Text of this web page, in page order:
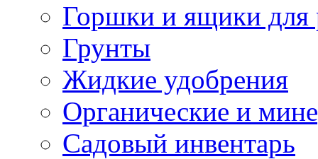
Горшки и ящики для
Грунты
Жидкие удобрения
Органические и
Садовый инвентарь